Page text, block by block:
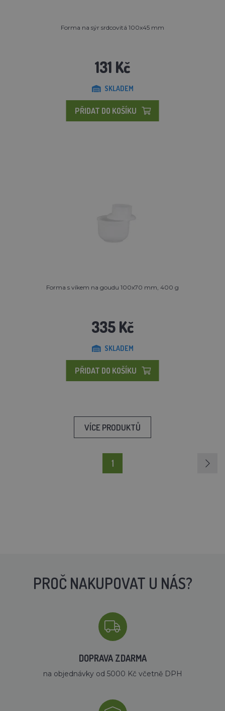
Forma na sýr srdcovitá 100x45 mm
131 Kč
SKLADEM
PŘIDAT DO KOŠÍKU
Forma s víkem na goudu 100x70 mm, 400 g
335 Kč
SKLADEM
PŘIDAT DO KOŠÍKU
VÍCE PRODUKTŮ
1
PROČ NAKUPOVAT U NÁS?
DOPRAVA ZDARMA
na objednávky od 5000 Kč včetně DPH